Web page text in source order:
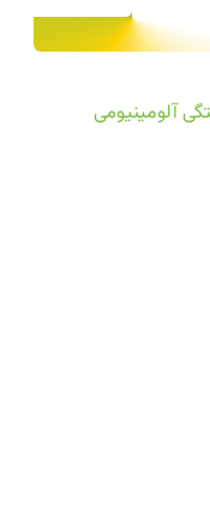
آلومینیومی